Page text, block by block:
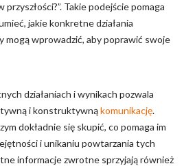
Takie podejście pomaga
jakie konkretne działania
mogą wprowadzić, aby poprawić swoje
działaniach i wynikach pozwala
i konstruktywnąkomunikację.
dokładnie się skupić, co pomaga im
i unikaniu powtarzania tych
informacje zwrotne sprzyjają również